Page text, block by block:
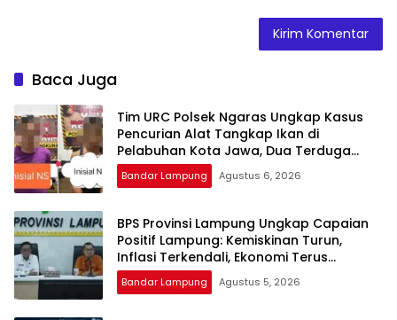
Baca Juga
Tim URC Polsek Ngaras Ungkap Kasus
Pencurian Alat Tangkap Ikan di
Pelabuhan Kota Jawa, Dua Terduga
Pelaku Diamankan.
Bandar Lampung Agustus 6, 2026
BPS Provinsi Lampung Ungkap Capaian
Positif Lampung: Kemiskinan Turun,
Inflasi Terkendali, Ekonomi Terus
Tumbuh
Bandar Lampung Agustus 5, 2026